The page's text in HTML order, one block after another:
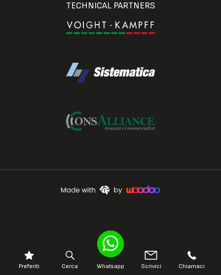
TECHNICAL PARTNERS
Preferiti Cerca Whatsapp Scrivici Chiamaci